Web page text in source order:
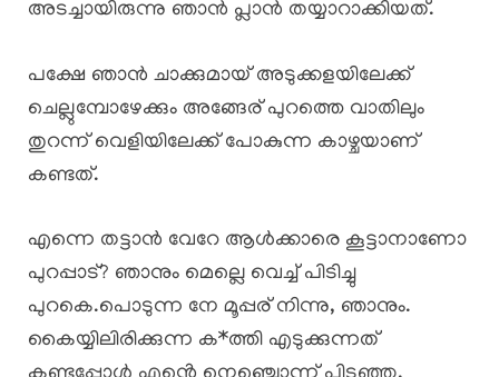
അടച്ചായിരുന്നു ഞാൻ പ്ലാൻ തയ്യാറാക്കിയത്.
പക്ഷേ ഞാൻ ചാക്കുമായ് അടുക്കളയിലേക്ക്
ചെല്ലുമ്പോഴേക്കും അങ്ങേര് പുറത്തെ വാതിലും
തുറന്ന് വെളിയിലേക്ക് പോകുന്ന കാഴ്ചയാണ്
കണ്ടത്.
എന്നെ തട്ടാൻ വേറേ ആൾക്കാരെ കൂട്ടാനാണോ
പുറപ്പാട്? ഞാനും മെല്ലെ വെച്ച് പിടിച്ചു
പുറകെ.പൊടുന്ന നേ മൂപ്പര് നിന്നു, ഞാനും.
കൈയ്യിലിരിക്കുന്ന ക*ത്തി എടുക്കുന്നത്